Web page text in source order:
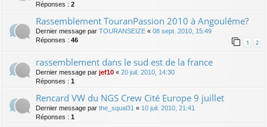
Réponses : 2
Rassemblement TouranPassion 2010 à Angoulême?
Dernier message par TOURANSEIZE « 08 sept. 2010, 15:49
Réponses : 46 1 2
rassemblement dans le sud est de la france
Dernier message par jef10 « 20 juil. 2010, 14:30
Réponses : 1
Rencard VW du NGS Crew Cité Europe 9 juillet
Dernier message par the_squal31 « 10 juil. 2010, 21:41
Réponses : 1